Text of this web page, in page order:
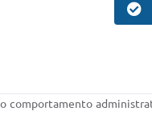
comportamento